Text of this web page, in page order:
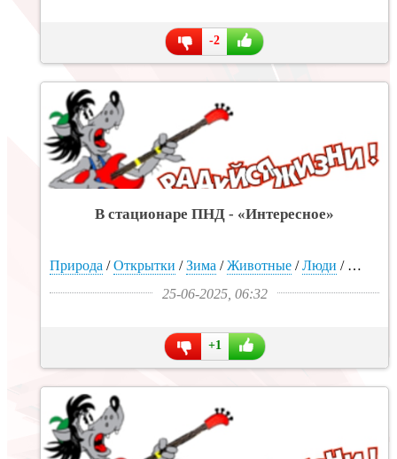
-2
В стационаре ПНД - «Интересное»
Природа /Открытки /Зима /Животные /Люди / Дом
25-06-2025, 06:32
+1